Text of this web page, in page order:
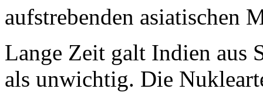
aufstrebenden asiatischen
Lange Zeit galt Indien aus
als unwichtig. Die